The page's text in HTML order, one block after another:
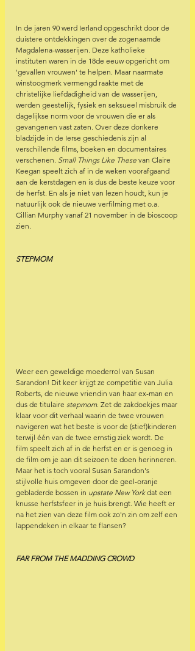
In de jaren 90 werd Ierland opgeschrikt door de
duistere ontdekkingen over de zogenaamde
Magdalena-wasserijen. Deze katholieke
instituten waren in de 18de eeuw opgericht om
'gevallen vrouwen' te helpen. Maar naarmate
winstoogmerk vermengd raakte met de
christelijke liefdadigheid van de wasserijen,
werden geestelijk, fysiek en seksueel misbruik de
dagelijkse norm voor de vrouwen die er als
gevangenen vast zaten. Over deze donkere
bladzijde in de Ierse geschiedenis zijn al
verschillende films, boeken en documentaires
verschenen. Small Things Like These van Claire
Keegan speelt zich af in de weken voorafgaand
aan de kerstdagen en is dus de beste keuze voor
de herfst. En als je niet van lezen houdt, kun je
natuurlijk ook de nieuwe verfilming met o.a.
Cillian Murphy vanaf 21 november in de bioscoop
zien.
STEPMOM
Weer een geweldige moederrol van Susan
Sarandon! Dit keer krijgt ze competitie van Julia
Roberts, de nieuwe vriendin van haar ex-man en
dus de titulaire stepmom. Zet de zakdoekjes maar
klaar voor dit verhaal waarin de twee vrouwen
navigeren wat het beste is voor de (stief)kinderen
terwijl één van de twee ernstig ziek wordt. De
film speelt zich af in de herfst en er is genoeg in
de film om je aan dit seizoen te doen herinneren.
Maar het is toch vooral Susan Sarandon's
stijlvolle huis omgeven door de geel-oranje
gebladerde bossen in upstate New York dat een
knusse herfstsfeer in je huis brengt. Wie heeft er
na het zien van deze film ook zo'n zin om zelf een
lappendeken in elkaar te flansen?
FAR FROM THE MADDING CROWD